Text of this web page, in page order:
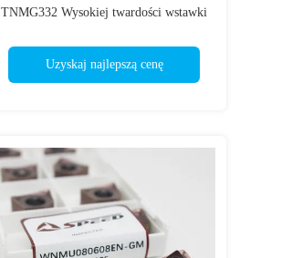
TNMG332 Wysokiej twardości wstawki
Uzyskaj najlepszą cenę